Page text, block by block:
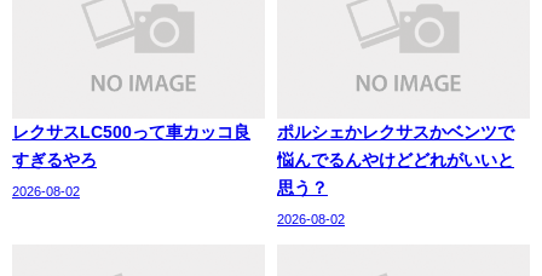
レクサスLC500って車カッコ良
すぎるやろ
2026-08-02
ポルシェかレクサスかベンツで
悩んでるんやけどどれがいいと
思う？
2026-08-02